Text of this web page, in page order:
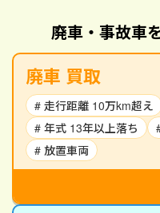
廃車・事故車
廃車 買取
# 走行距離 10万km超え
# 年式 13年以上落ち
# 放置車両